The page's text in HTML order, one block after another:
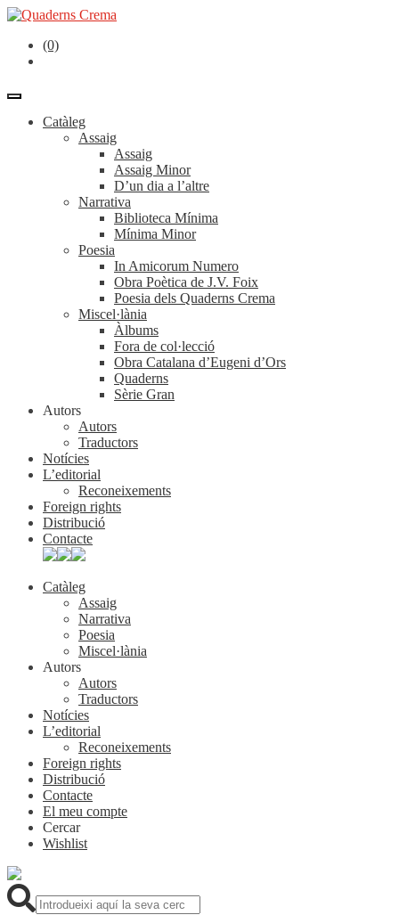
(0)
Catàleg
Assaig
Assaig
Assaig Minor
D’un dia a l’altre
Narrativa
Biblioteca Mínima
Mínima Minor
Poesia
In Amicorum Numero
Obra Poètica de J.V. Foix
Poesia dels Quaderns Crema
Miscel·lània
Àlbums
Fora de col·lecció
Obra Catalana d’Eugeni d’Ors
Quaderns
Sèrie Gran
Autors
Autors
Traductors
Notícies
L’editorial
Reconeixements
Foreign rights
Distribució
Contacte
Catàleg
Assaig
Narrativa
Poesia
Miscel·lània
Autors
Autors
Traductors
Notícies
L’editorial
Reconeixements
Foreign rights
Distribució
Contacte
El meu compte
Cercar
Wishlist